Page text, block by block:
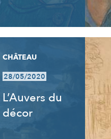
CHÂTEAU
28/05/2020
L’Auvers du
décor